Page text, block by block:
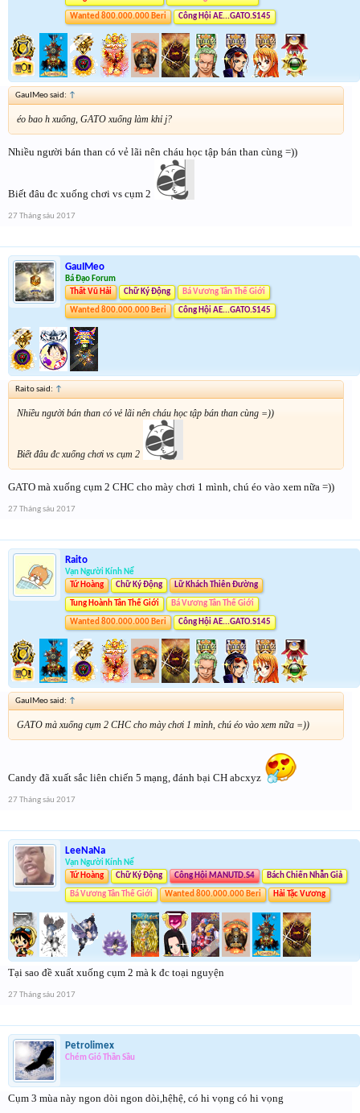
Wanted 800.000.000 Beri Công Hội AE...GATO.S145
GauIMeo said: ↑
éo bao h xuống, GATO xuống làm khỉ j?
Nhiều người bán than có vẻ lãi nên cháu học tập bán than cùng =))
Biết đâu đc xuống chơi vs cụm 2
27 Tháng sáu 2017
GauIMeo
Bá Đạo Forum
Thất Vũ Hải
Chữ Ký Động Bá Vương Tân Thế Giới
Wanted 800.000.000 Beri Công Hội AE...GATO.S145
Raito said: ↑
Nhiều người bán than có vẻ lãi nên cháu học tập bán than cùng =))
Biết đâu đc xuống chơi vs cụm 2
GATO mà xuống cụm 2 CHC cho mày chơi 1 mình, chú éo vào xem nữa =))
27 Tháng sáu 2017
Raito
Vạn Người Kính Nể
Tứ Hoàng
Chữ Ký Động Lữ Khách Thiên Đường
Tung Hoành Tân Thế Giới Bá Vương Tân Thế Giới
Wanted 800.000.000 Beri Công Hội AE...GATO.S145
GauIMeo said: ↑
GATO mà xuống cụm 2 CHC cho mày chơi 1 mình, chú éo vào xem nữa =))
Candy đã xuất sắc liên chiến 5 mạng, đánh bại CH abcxyz
27 Tháng sáu 2017
LeeNaNa
Vạn Người Kính Nể
Tứ Hoàng
Chữ Ký Động Công Hội MANUTD.S4 Bách Chiến Nhẫn Giả
Bá Vương Tân Thế Giới Wanted 800.000.000 Beri Hải Tặc Vương
Tại sao đề xuất xuống cụm 2 mà k đc toại nguyện
27 Tháng sáu 2017
Petrolimex
Chém Gió Thần Sầu
Cụm 3 mùa này ngon dòi ngon dòi,hệhệ, có hi vọng có hi vọng